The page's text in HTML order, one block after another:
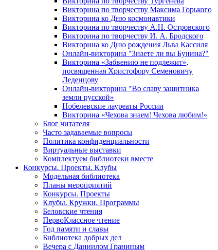
Викторина по творчеству Максима Горького
Викторина ко Дню космонавтики
Викторина по творчеству А.Н. Островского
Викторина по творчеству И. А. Бродского
Викторина ко Дню рождения Льва Кассиля
Онлайн-викторина "Знаете ли вы Бунина?"
Викторина «Забвению не подлежит»,
посвященная Христофору Семеновичу
Леденцову
Онлайн-викторина "Во славу защитника
земли русской»
Нобелевские лауреаты России
Викторина «Чехова знаем! Чехова любим!»
Блог читателя
Часто задаваемые вопросы
Политика конфиденциальности
Виртуальные выставки
Комплектуем библиотеки вместе
Конкурсы. Проекты. Клубы
Модельная библиотека
Планы мероприятий
Конкурсы. Проекты
Клубы. Кружки. Программы
Беловские чтения
ПервоКлассное чтение
Год памяти и славы
Библиотека добрых дел
Вечера с Даниилом Граниным